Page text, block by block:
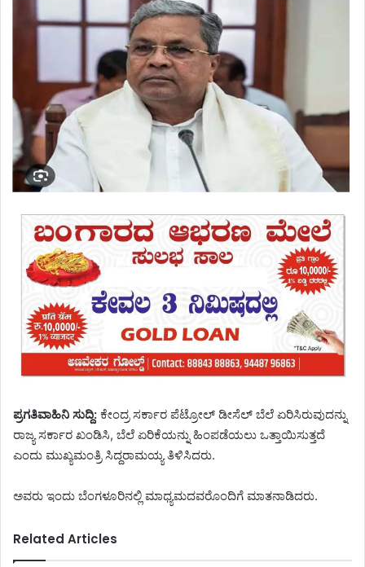
ಪ್ರಗತಿವಾಹಿನಿ ಸುದ್ದಿ: ಕೇಂದ್ರ ಸರ್ಕಾರ ಪೆಟ್ರೋಲ್ ಡೀಸೆಲ್ ಬೆಲೆ ಏರಿಸಿರುವುದನ್ನು
ರಾಜ್ಯ ಸರ್ಕಾರ ಖಂಡಿಸಿ, ಬೆಲೆ ಏರಿಕೆಯನ್ನು ಹಿಂಪಡೆಯಲು ಒತ್ತಾಯಿಸುತ್ತದೆ
ಎಂದು ಮುಖ್ಯಮಂತ್ರಿ ಸಿದ್ದರಾಮಯ್ಯ ತಿಳಿಸಿದರು.
ಅವರು ಇಂದು ಬೆಂಗಳೂರಿನಲ್ಲಿ ಮಾಧ್ಯಮದವರೊಂದಿಗೆ ಮಾತನಾಡಿದರು.
Related Articles